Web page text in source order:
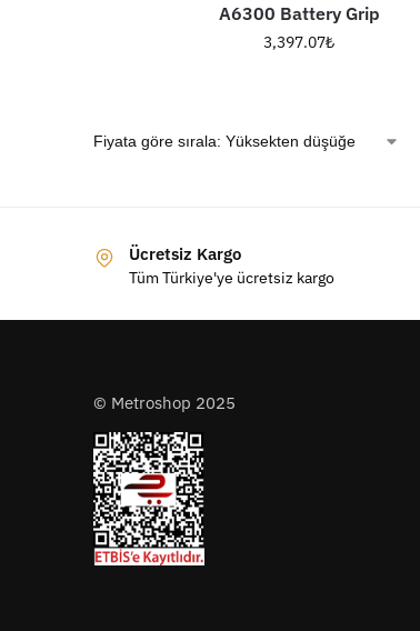
A6300 Battery Grip
3,397.07₺
Ücretsiz Kargo
Tüm Türkiye'ye ücretsiz kargo
© Metroshop 2025